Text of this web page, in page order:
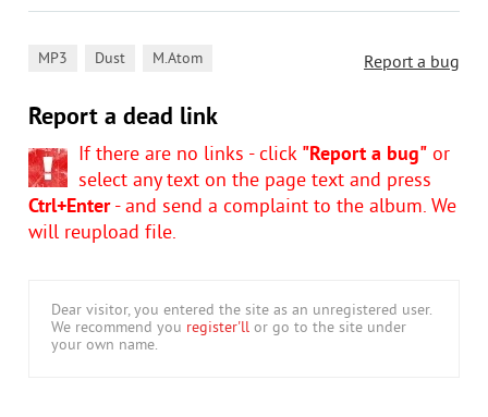
Report a bug
MP3 Dust M.Atom
Report a dead link
If there are no links - click "Report a bug" or
select any text on the page text and press
Ctrl+Enter- and send a complaint to the album. We
will reupload file.
Dear visitor, you entered the site as an unregistered user.
We recommend you register'll or go to the site under
your own name.